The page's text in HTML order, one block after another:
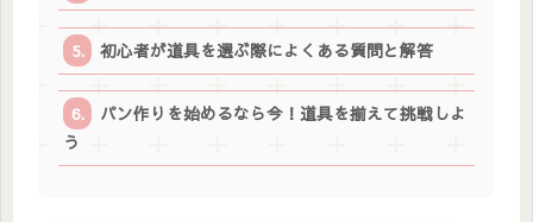
初心者が道具を選ぶ際によくある質問と解答
パン作りを始めるなら今！道具を揃えて挑戦しよ
う